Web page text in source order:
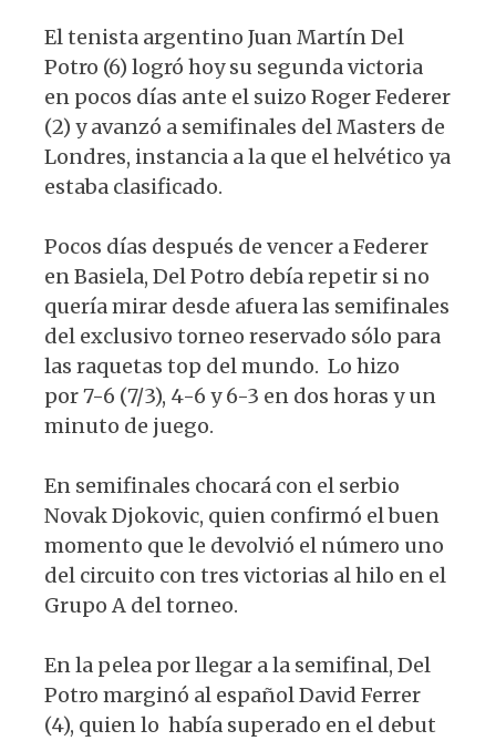
A
p
p
b
o
o
k
y ra
m
El tenista argentino Juan Martín Del
Potro (6) logró hoy su segunda victoria
en pocos días ante el suizo Roger Federer
(2) y avanzó a semifinales del Masters de
Londres, instancia a la que el helvético ya
estaba clasificado.
Pocos días después de vencer a Federer
en Basiela, Del Potro debía repetir si no
quería mirar desde afuera las semifinales
del exclusivo torneo reservado sólo para
las raquetas top del mundo. Lo hizo
por 7-6 (7/3), 4-6 y 6-3 en dos horas y un
minuto de juego.
En semifinales chocará con el serbio
Novak Djokovic, quien confirmó el buen
momento que le devolvió el número uno
del circuito con tres victorias al hilo en el
Grupo A del torneo.
En la pelea por llegar a la semifinal, Del
Potro marginó al español David Ferrer
(4), quien lo había superado en el debut